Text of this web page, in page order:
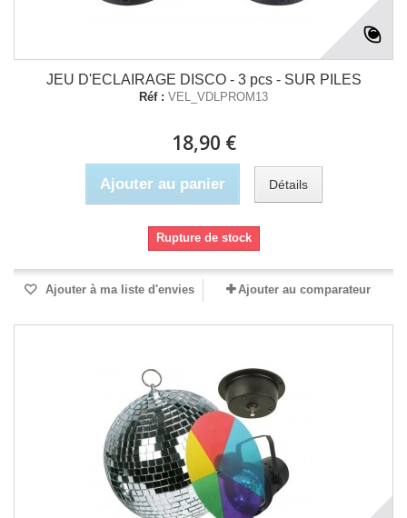
JEU D'ECLAIRAGE DISCO - 3 pcs - SUR PILES
Réf : VEL_VDLPROM13
18,90 €
Ajouter au panier Détails
Rupture de stock
Ajouter à ma liste d'envies Ajouter au comparateur